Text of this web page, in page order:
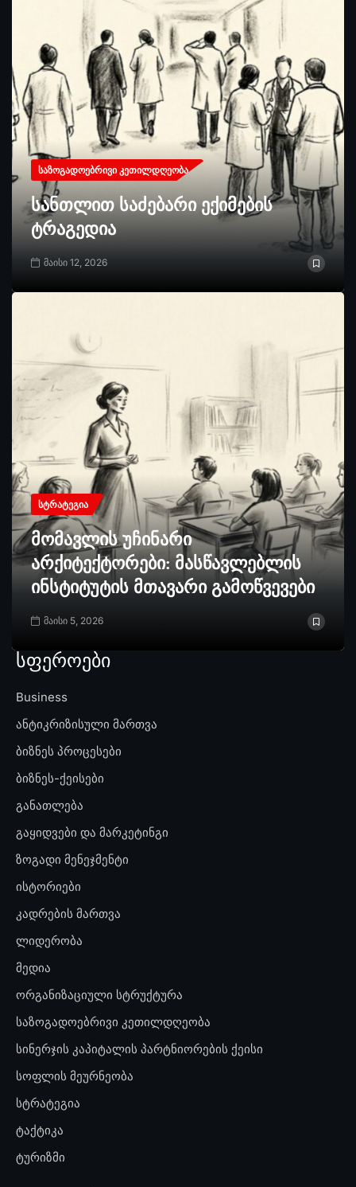
ᲡᲐᲖᲝᲒᲐᲓᲝᲔᲑᲠᲘᲕᲘ ᲙᲔᲗᲘᲚᲓᲦᲔᲝᲑᲐ
სანთლით საძებარი ექიმების
ტრაგედია
მაისი 12, 2026
ᲡᲢᲠᲐᲢᲔᲒᲘᲐ
მომავლის უჩინარი
არქიტექტორები: მასწავლებლის
ინსტიტუტის მთავარი გამოწვევები
მაისი 5, 2026
სფეროები
Business
ანტიკრიზისული მართვა
ბიზნეს პროცესები
ბიზნეს-ქეისები
განათლება
გაყიდვები და მარკეტინგი
ზოგადი მენეჯმენტი
ისტორიები
კადრების მართვა
ლიდერობა
მედია
ორგანიზაციული სტრუქტურა
საზოგადოებრივი კეთილდღეობა
სინერჯის კაპიტალის პარტნიორების ქეისი
სოფლის მეურნეობა
სტრატეგია
ტაქტიკა
ტურიზმი